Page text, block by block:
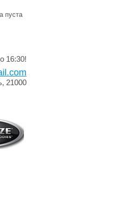
пуста
16:30!
21000